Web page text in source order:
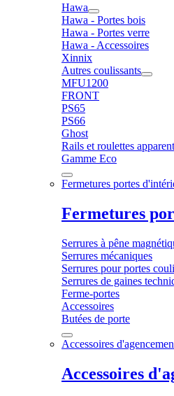
Hawa
Hawa - Portes bois
Hawa - Portes verre
Hawa - Accessoires
Xinnix
Autres coulissants
MFU1200
FRONT
PS65
PS66
Ghost
Rails et roulettes
Gamme Eco
Fermetures portes
Fermetures
Serrures à pêne
Serrures mécaniques
Serrures pour portes
Serrures de gaines
Ferme-portes
Accessoires
Butées de porte
Accessoires
Accessoires